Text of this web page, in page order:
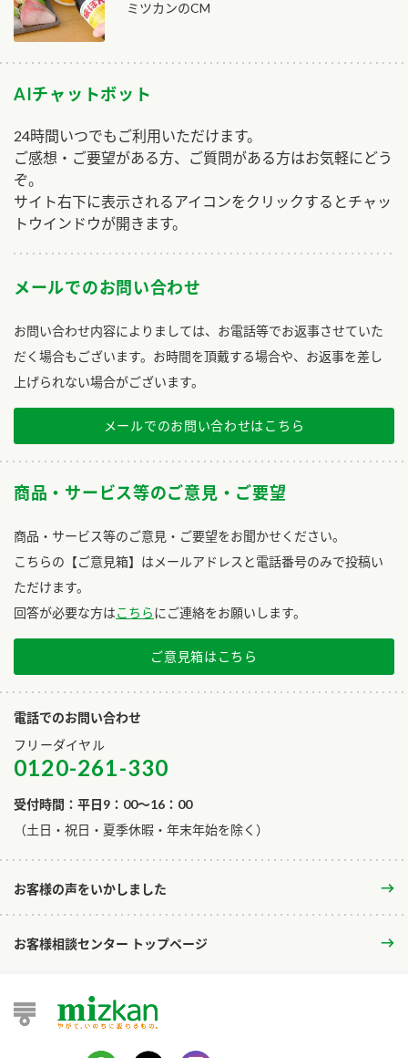
ミツカンのCM
AIチャットボット
24時間いつでもご利用いただけます。
ご感想・ご要望がある方、ご質問がある方はお気軽にどう
ぞ。
サイト右下に表示されるアイコンをクリックするとチャッ
トウインドウが開きます。
メールでのお問い合わせ
お問い合わせ内容によりましては、お電話等でお返事させていた
だく場合もございます。お時間を頂戴する場合や、お返事を差し
上げられない場合がございます。
メールでのお問い合わせはこちら
商品・サービス等のご意見・ご要望
商品・サービス等のご意見・ご要望をお聞かせください。
こちらの【ご意見箱】はメールアドレスと電話番号のみで投稿い
ただけます。
回答が必要な方はこちらにご連絡をお願いします。
ご意見箱はこちら
電話でのお問い合わせ
フリーダイヤル
0120-261-330
受付時間：平日9：00～16：00
​（土日・祝日・夏季休暇・年末年始を除く）
お客様の声をいかしました
お客様相談センター トップページ